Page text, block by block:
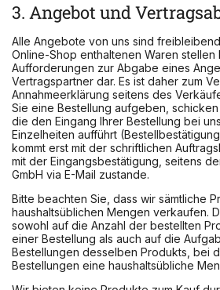
3. Angebot und
Alle Angebote von uns sind
Online-Shop enthaltenen Waren stellen
Aufforderungen zur Abgabe eines
Vertragspartner dar. Es ist daher zum
Annahmeerklärung seitens des
Sie eine Bestellung aufgeben, schicken
die den Eingang Ihrer Bestellung bei
Einzelheiten aufführt
kommt erst mit der schriftlichen
mit der Eingangsbestätigung, seitens
GmbH via E-Mail zustande.
Bitte beachten Sie, dass wir sämtliche
haushaltsüblichen Mengen verkaufen.
sowohl auf die Anzahl der bestellten
einer Bestellung als auch auf die
Bestellungen desselben Produkts, bei
Bestellungen eine haushaltsübliche